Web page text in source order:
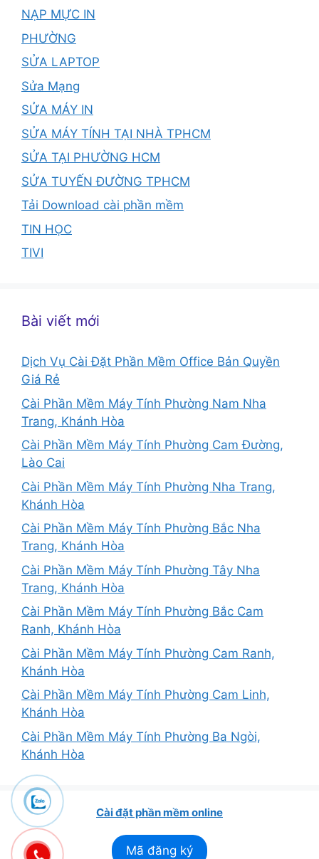
NẠP MỰC IN
PHƯỜNG
SỬA LAPTOP
Sửa Mạng
SỬA MÁY IN
SỬA MÁY TÍNH TẠI NHÀ TPHCM
SỬA TẠI PHƯỜNG HCM
SỬA TUYẾN ĐƯỜNG TPHCM
Tải Download cài phần mềm
TIN HỌC
TIVI
Bài viết mới
Dịch Vụ Cài Đặt Phần Mềm Office Bản Quyền
Giá Rẻ
Cài Phần Mềm Máy Tính Phường Nam Nha
Trang, Khánh Hòa
Cài Phần Mềm Máy Tính Phường Cam Đường,
Lào Cai
Cài Phần Mềm Máy Tính Phường Nha Trang,
Khánh Hòa
Cài Phần Mềm Máy Tính Phường Bắc Nha
Trang, Khánh Hòa
Cài Phần Mềm Máy Tính Phường Tây Nha
Trang, Khánh Hòa
Cài Phần Mềm Máy Tính Phường Bắc Cam
Ranh, Khánh Hòa
Cài Phần Mềm Máy Tính Phường Cam Ranh,
Khánh Hòa
Cài Phần Mềm Máy Tính Phường Cam Linh,
Khánh Hòa
Cài Phần Mềm Máy Tính Phường Ba Ngòi,
Khánh Hòa
Cài đặt phần mềm online
Mã đăng ký